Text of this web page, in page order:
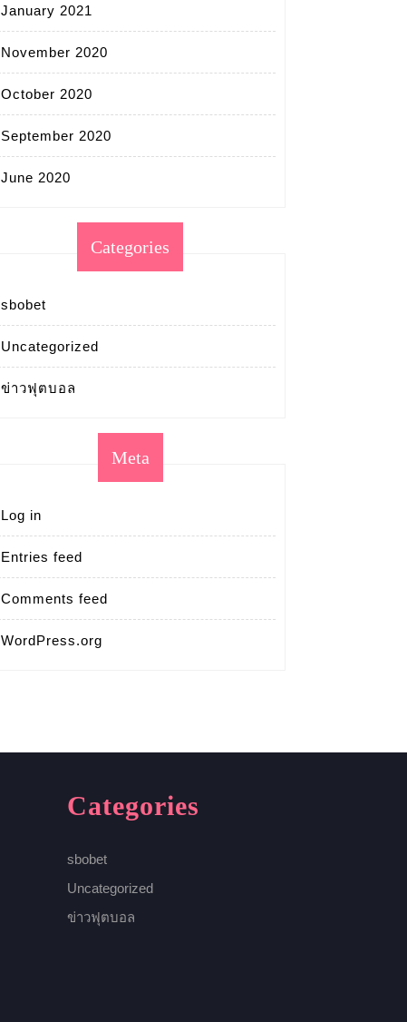
January 2021
November 2020
October 2020
September 2020
June 2020
Categories
sbobet
Uncategorized
ข่าวฟุตบอล
Meta
Log in
Entries feed
Comments feed
WordPress.org
Categories
sbobet
Uncategorized
ข่าวฟุตบอล